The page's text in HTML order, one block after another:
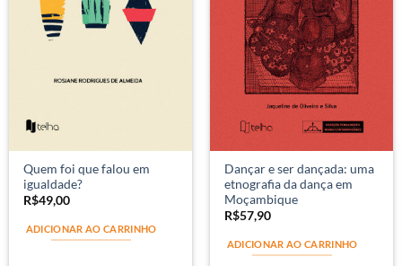
Quem foi que falou em
igualdade?
R$49,00
ADICIONAR AO CARRINHO
Dançar e ser dançada: uma
etnografia da dança em
Moçambique
R$57,90
ADICIONAR AO CARRINHO